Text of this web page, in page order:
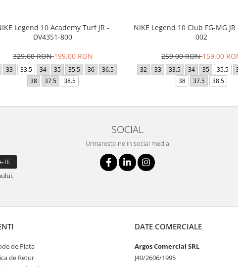
Legend 10 Academy Turf JR -
DV4351-800
329,00 RON199,00 RON
33 33.5 34 35 35.5 36
36.5
38
37.5 38.5
NIKE Legend 10 Club FG-MG JR
002
259,00 RON159,00
32 33 33.5 34 35 35.5
38
37.5 38.5
SOCIAL
Urmareste-ne in social media
de Plata
de Retur
DATE COMERCIALE
Argos Comercial SRL
J40/2606/1995